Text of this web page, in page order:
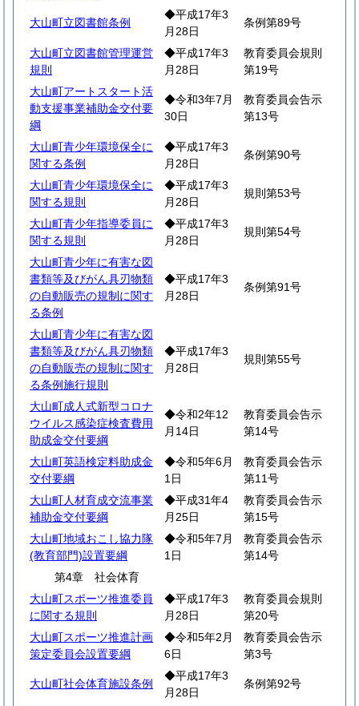
大山町立図書館条例
◆平成17年3
月28日
条例第89号
大山町立図書館管理運営
規則
◆平成17年3
月28日
教育委員会規則
第19号
大山町アートスタート活
動支援事業補助金交付要
綱
◆令和3年7月
30日
教育委員会告示
第13号
大山町青少年環境保全に
関する条例
◆平成17年3
月28日
条例第90号
大山町青少年環境保全に
関する規則
◆平成17年3
月28日
規則第53号
大山町青少年指導委員に
関する規則
◆平成17年3
月28日
規則第54号
大山町青少年に有害な図
書類等及びがん具刃物類
の自動販売の規制に関す
る条例
◆平成17年3
月28日
条例第91号
大山町青少年に有害な図
書類等及びがん具刃物類
の自動販売の規制に関す
る条例施行規則
◆平成17年3
月28日
規則第55号
大山町成人式新型コロナ
ウイルス感染症検査費用
助成金交付要綱
◆令和2年12
月14日
教育委員会告示
第14号
大山町英語検定料助成金
交付要綱
◆令和5年6月
1日
教育委員会告示
第11号
大山町人材育成交流事業
補助金交付要綱
◆平成31年4
月25日
教育委員会告示
第15号
大山町地域おこし協力隊
(教育部門)設置要綱
◆令和5年7月
1日
教育委員会告示
第14号
第4章 社会体育
大山町スポーツ推進委員
に関する規則
◆平成17年3
月28日
教育委員会規則
第20号
大山町スポーツ推進計画
策定委員会設置要綱
◆令和5年2月
6日
教育委員会告示
第3号
大山町社会体育施設条例
◆平成17年3
月28日
条例第92号